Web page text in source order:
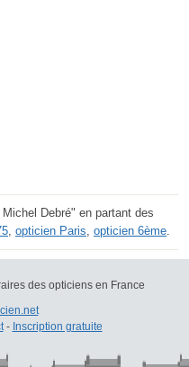
Debré" en partant des
, opticien Paris, opticien 6ème.
des opticiens en France
- Inscription gratuite